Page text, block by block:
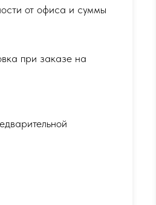
от офиса и суммы
при заказе на